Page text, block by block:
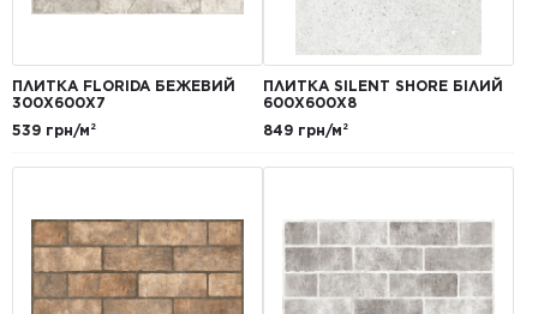
ПЛИТКА FLORIDA БЕЖЕВИЙ
300Х600Х7
539 грн/м²
ПЛИТКА SILENT SHORE БІЛИЙ
600Х600Х8
849 грн/м²